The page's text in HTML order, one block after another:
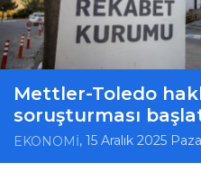
Mettler-Toledo
soruşturması
EKONOMİ, 15 Aralık 2025